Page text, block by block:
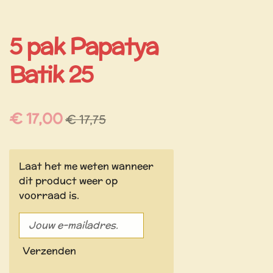
5 pak Papatya
Batik 25
€ 17,00€ 17,75
Laat het me weten wanneer
dit product weer op
voorraad is.
Verzenden